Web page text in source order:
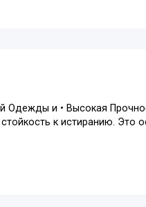
и • Высокая
к истиранию.